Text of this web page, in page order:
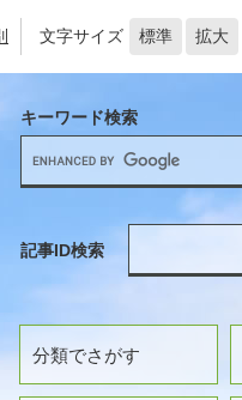
文字サイズ 標準 拡大
分類でさがす
キーワード検索
記事ID検索